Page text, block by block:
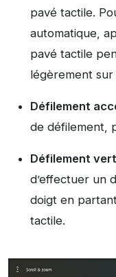
pavé tactile.
automatique,
pavé tactile
légèrement
Défilement
de défilement,
Défilement
d’effectuer un
doigt en
tactile.